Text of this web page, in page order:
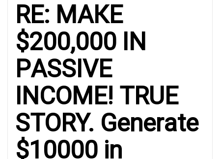
RЕ: МAКE
$200,000 IN
PАSSIVE
INСOMЕ! TRUE
SТОRY. Generаte
$10000 in